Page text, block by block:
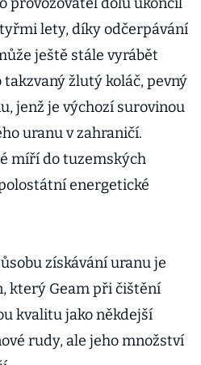
lety, díky odčerpávání
ještě stále vyrábět
žlutý koláč, pevný
jenž je výchozí surovinou
uranu v zahraničí.
míří do tuzemských
energetické
získávání uranu je
který Geam při čištění
kvalitu jako někdejší
rudy, ale jeho množství